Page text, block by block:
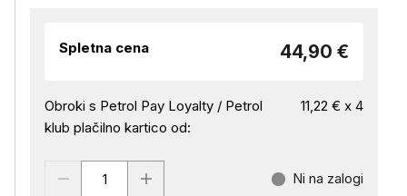
Spletna cena 44,90 €
Obroki s Petrol Pay Loyalty / Petrol
klub plačilno kartico od:
11,22 € x 4
Ni na zalogi